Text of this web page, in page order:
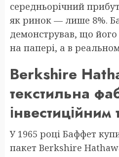
середньорічний
як ринок — лише 8%.
демонстрував, що
на папері, а в
Berkshire
текстильна
інвестиційним
У 1965 році Баффет
пакет Berkshire